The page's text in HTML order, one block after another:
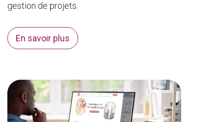
gestion de projets.
En savoir plus